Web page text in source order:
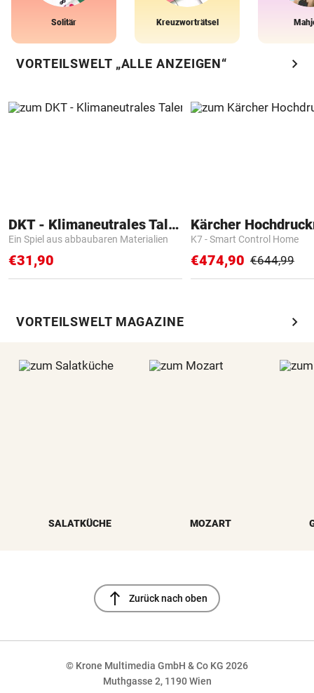
Solitär Kreuzworträtsel
VORTEILSWELT „ALLE ANZEIGEN“ chevron_right
DKT - Klimaneutrales Talent
Ein Spiel aus abbaubaren Materialien
€31,90
Kärcher
K7 - Smart Control Home
€474,90 €644,99
VORTEILSWELT MAGAZINE chevron_right
SALATKÜCHE MOZART
north Zurück nach oben
© Krone Multimedia GmbH & Co KG 2026
Muthgasse 2, 1190 Wien